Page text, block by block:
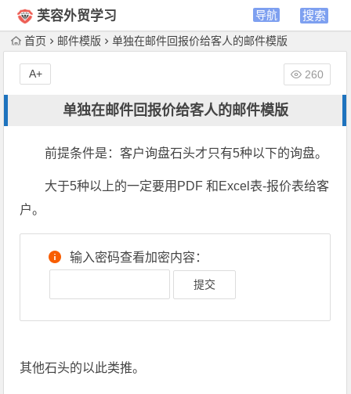
芙容外贸学习
首页 邮件模版 单独在邮件回报价给客人的邮件模版
单独在邮件回报价给客人的邮件模版
260
A+
前提条件是：客户询盘石头才只有5种以下的询盘。
大于5种以上的一定要用PDF 和Excel表-报价表给客
户。
输入密码查看加密内容：
其他石头的以此类推。